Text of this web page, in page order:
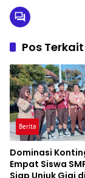
Pos Terkait
Berita
Dominasi
Empat Siswa